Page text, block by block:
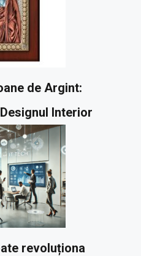
de Argint:
Interior
revoluționa